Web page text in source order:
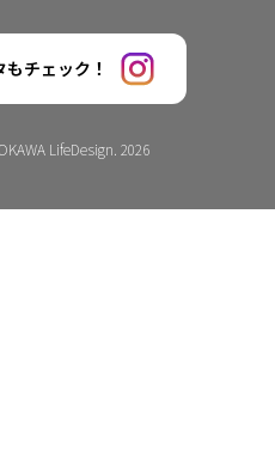
チェック！
LifeDesign. 2026